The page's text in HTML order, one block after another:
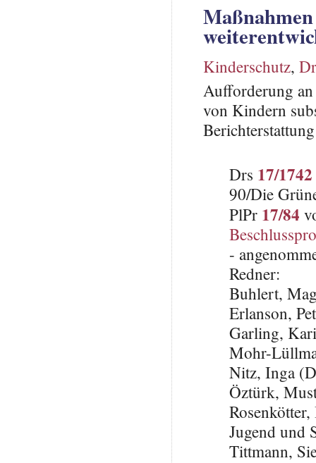
Kinderschutz,
Aufforderung an
von Kindern
Drs 17/1742
90/Die
PlPr 17/84
-
Redner:
Buhlert,
Erlanson,
Garling,
Mohr-
Nitz, Inga
Öztürk,
Jugend und
Tittmann,